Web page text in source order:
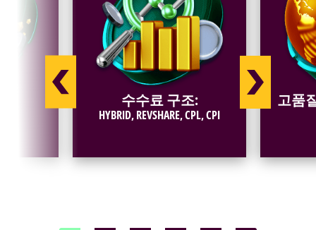
수수료 구조:
HYBRID, REVSHARE, CPL, CPI
고품